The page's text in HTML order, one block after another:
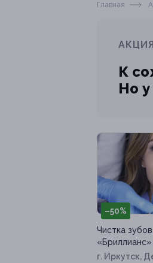
Главная
К
Но
–50%
Чистка
г. Иркутск,